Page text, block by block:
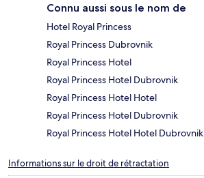
Connu aussi sous le nom de
Hotel Royal Princess
Royal Princess Dubrovnik
Royal Princess Hotel
Royal Princess Hotel Dubrovnik
Royal Princess Hotel Hotel
Royal Princess Hotel Dubrovnik
Royal Princess Hotel Hotel Dubrovnik
Informations sur le droit de rétractation